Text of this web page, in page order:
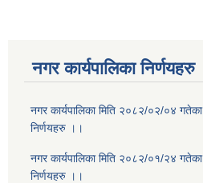
नगर कार्यपालिका निर्णयहरु
नगर कार्यपालिका मिति २०८२/०२/०४ गतेका
निर्णयहरु ।।
नगर कार्यपालिका मिति २०८२/०१/२४ गतेका
निर्णयहरु ।।